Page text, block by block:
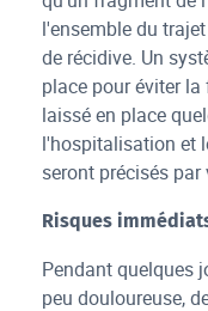
l'ensemble du
de récidive. Un
place pour éviter
laissé en place
l'hospitalisation et
seront précisés
Risques
Pendant quelques
peu douloureuse,